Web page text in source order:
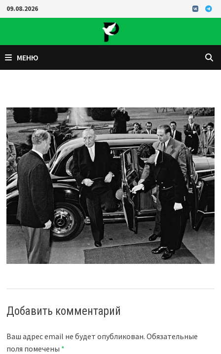
Перейти
к
09.08.2026
МЕНЮ
Добавить комментарий
Ваш адрес email не будет опубликован. Обязательные
поля помечены *